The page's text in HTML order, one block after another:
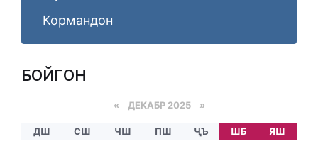
Кормандон
БОЙГОНӢ
« ДЕКАБР 2025 »
ДШ СШ ЧШ ПШ ҶЪ ШБ
ЯШ